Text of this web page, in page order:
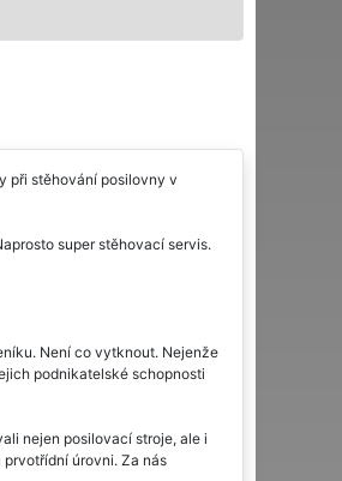
při stěhování posilovny v
super stěhovací servis.
Není co vytknout. Nejenže
podnikatelské schopnosti
nejen posilovací stroje, ale i
úrovni. Za nás